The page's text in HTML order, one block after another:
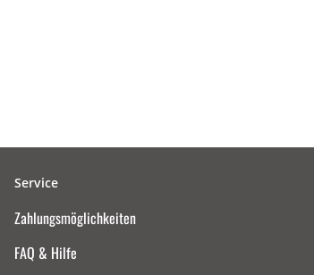
Service
Zahlungsmöglichkeiten
FAQ & Hilfe